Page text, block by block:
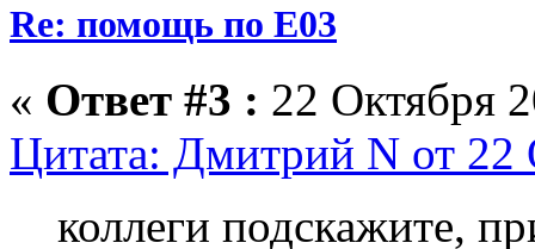
Re: помощь по Е03
« Ответ #3 : 22 Октября
Цитата: Дмитрий N от 22
коллеги подскажите,